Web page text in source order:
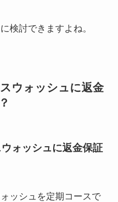
検討できますよね。
ウォッシュ に返金
ォッシュに返金保証
ッシュを定期コースで